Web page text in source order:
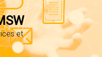
et